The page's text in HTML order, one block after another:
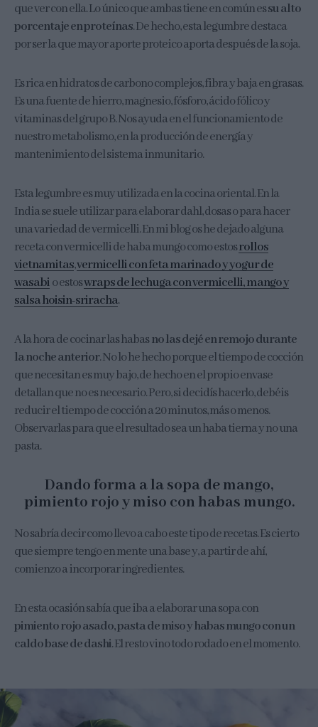
que ver con ella. Lo único que ambas tiene en común essu alto
porcentaje en proteínas. De hecho, esta legumbre destaca
por ser la que mayor aporte proteico aporta después de la soja.
Es rica en hidratos de carbono complejos, fibra y baja en grasas.
Es una fuente de hierro, magnesio, fósforo, ácido fólico y
vitaminas del grupo B. Nos ayuda en el funcionamiento de
nuestro metabolismo, en la producción de energía y
mantenimiento del sistema inmunitario.
Esta legumbre es muy utilizada en la cocina oriental. En la
India se suele utilizar para elaborar dahl, dosas o para hacer
una variedad de vermicelli. En mi blog os he dejado alguna
receta con vermicelli de haba mungo como estosrollos
vietnamitas,vermicelli con feta marinado y yogur de
wasabio estoswraps de lechuga con vermicelli, mango y
salsa hoisin-sriracha.
A la hora de cocinar las habasno las dejé en remojo durante
la noche anterior. No lo he hecho porque el tiempo de cocción
que necesitan es muy bajo, de hecho en el propio envase
detallan que no es necesario. Pero, si decidís hacerlo, debéis
reducir el tiempo de cocción a 20 minutos, más o menos.
Observarlas para que el resultado sea un haba tierna y no una
pasta.
Dando forma a la sopa de mango,
pimiento rojo y miso con habas mungo.
No sabría decir como llevo a cabo este tipo de recetas. Es cierto
que siempre tengo en mente una base y, a partir de ahí,
comienzo a incorporar ingredientes.
En esta ocasión sabía que iba a elaborar una sopa con
pimiento rojo asado, pasta de miso y habas mungo con un
caldo base de dashi. El resto vino todo rodado en el momento.